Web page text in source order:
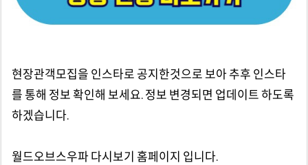
현장관객모집을 인스타로 공지한것으로 보아 추후 인스타
를 통해 정보 확인해 보세요. 정보 변경되면 업데이트 하도록
하겠습니다.
월드오브스우파 다시보기 홈페이지 입니다.